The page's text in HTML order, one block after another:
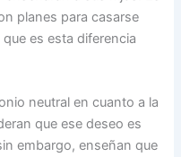
planes para casarse
es esta diferencia
neutral en cuanto a la
que ese deseo es
embargo, enseñan que